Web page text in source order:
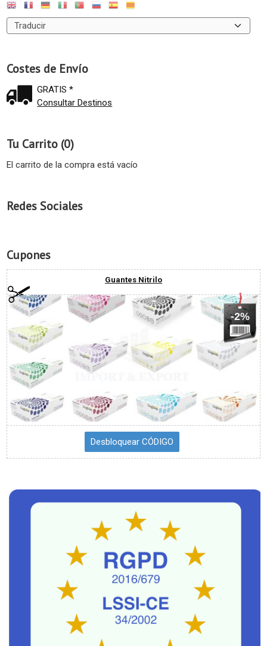
Costes de Envío
GRATIS *
Consultar Destinos
Tu Carrito (0)
El carrito de la compra está vacío
Redes Sociales
Cupones
Guantes Nitrilo
-2%